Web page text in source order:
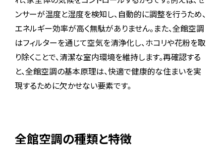
ンサーが温度と湿度を検知し、自動的に調整を行うため、
エネルギー効率が高く無駄がありません。また、全館空調
はフィルターを通じて空気を清浄化し、ホコリや花粉を取
り除くことで、清潔な室内環境を維持します。再確認する
と、全館空調の基本原理は、快適で健康的な住まいを実
現するために欠かせない要素です。
全館空調の種類と特徴